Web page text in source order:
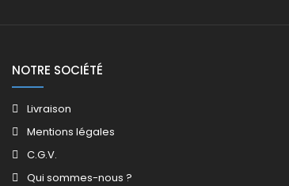
NOTRE SOCIÉTÉ
Livraison
Mentions légales
C.G.V.
Qui sommes-nous ?